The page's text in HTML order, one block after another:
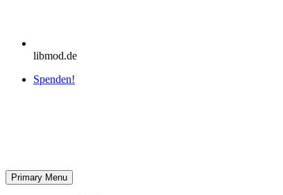
libmod.de
Spenden!
Primary Menu